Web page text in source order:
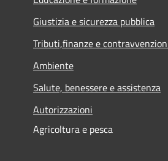
Giustizia e sicurezza pubblica
Tributi,finanze e
Ambiente
Salute, benessere e assistenza
Autorizzazioni
Agricoltura e pesca